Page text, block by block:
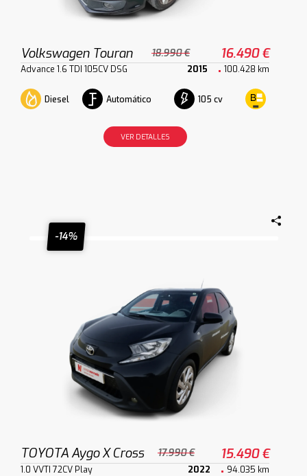
Volkswagen Touran 18.990 € 16.490 €
Advance 1.6 TDI 105CV DSG 2015 100.428 km
Diesel Automático 105 cv
VER DETALLES
-14%
TOYOTA Aygo X Cross 17.990 € 15.490 €
1.0 VVTI 72CV Play 2022 94.035 km